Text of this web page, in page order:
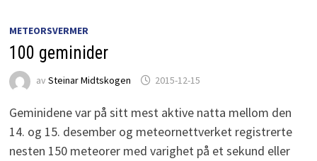
METEORSVERMER
100 geminider
av Steinar Midtskogen 2015-12-15
Geminidene var på sitt mest aktive natta mellom den
14. og 15. desember og meteornettverket registrerte
nesten 150 meteorer med varighet på et sekund eller